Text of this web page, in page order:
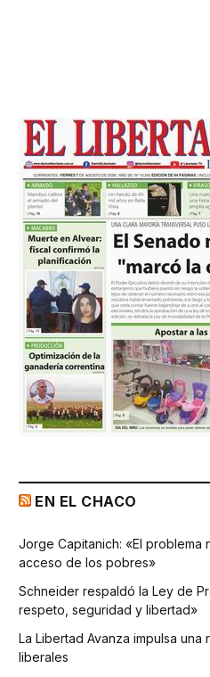
EN EL CHACO
Jorge Capitanich: «El problema
acceso de los pobres»
Schneider respaldó la Ley de
respeto, seguridad y libertad»
La Libertad Avanza impulsa
liberales